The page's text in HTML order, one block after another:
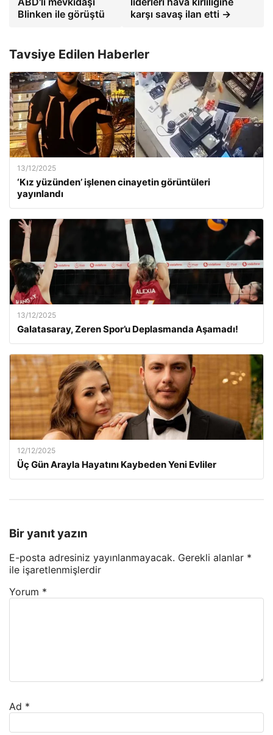
Blinken ile görüştü
karşı savaş ilan etti →
Tavsiye Edilen Haberler
13/12/2025
‘Kız yüzünden’ işlenen cinayetin görüntüleri
yayınlandı
13/12/2025
Galatasaray, Zeren Spor’u Deplasmanda Aşamadı!
12/12/2025
Üç Gün Arayla Hayatını Kaybeden Yeni Evliler
Bir yanıt yazın
E-posta adresiniz yayınlanmayacak. Gerekli alanlar *
ile işaretlenmişlerdir
Yorum *
Ad *